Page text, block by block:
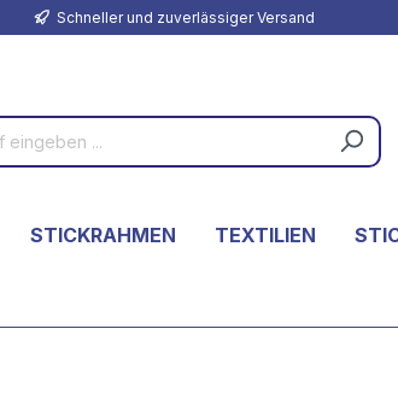
Schneller und zuverlässiger Versand
STICKRAHMEN TEXTILIEN